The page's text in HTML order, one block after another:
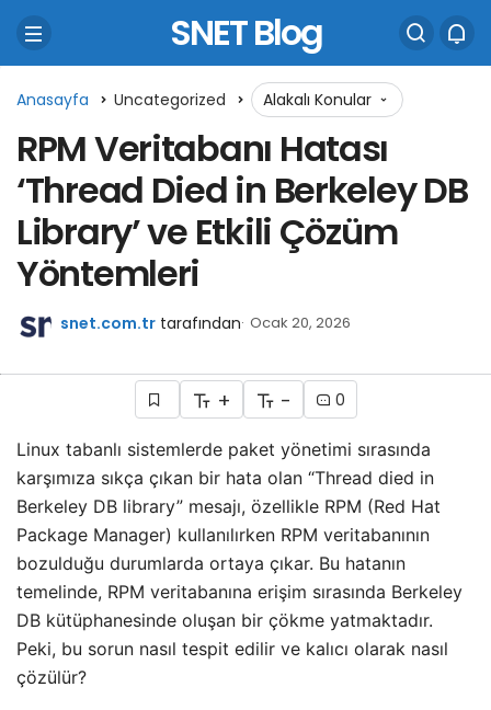
SNET Blog
Anasayfa Uncategorized Alakalı Konular
RPM Veritabanı Hatası
‘Thread Died in Berkeley DB
Library’ ve Etkili Çözüm
Yöntemleri
snet.com.tr tarafından Ocak 20, 2026
+ - 0
Linux tabanlı sistemlerde paket yönetimi sırasında
karşımıza sıkça çıkan bir hata olan “Thread died in
Berkeley DB library” mesajı, özellikle RPM (Red Hat
Package Manager) kullanılırken RPM veritabanının
bozulduğu durumlarda ortaya çıkar. Bu hatanın
temelinde, RPM veritabanına erişim sırasında Berkeley
DB kütüphanesinde oluşan bir çökme yatmaktadır.
Peki, bu sorun nasıl tespit edilir ve kalıcı olarak nasıl
çözülür?